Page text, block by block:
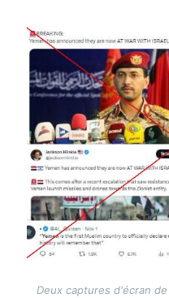
Image
Deux captures d'écran